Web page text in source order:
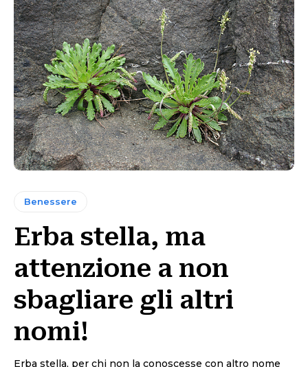
Benessere
Erba stella, ma
attenzione a non
sbagliare gli altri
nomi!
Erba stella, per chi non la conoscesse con altro nome